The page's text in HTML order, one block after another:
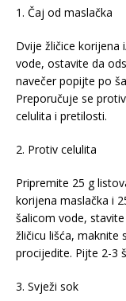
1. Čaj od maslačka
Dvije žličice korijena
vode, ostavite da
navečer popijte po
Preporučuje se
celulita i pretilosti.
2. Protiv celulita
Pripremite 25 g
korijena maslačka i
šalicom vode,
žličicu lišća, maknite
procijedite. Pijte 2-3
3. Svježi sok